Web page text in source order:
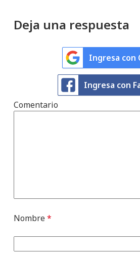
Deja una respuesta
Ingresa con
Ingresa con
Comentario
Nombre*